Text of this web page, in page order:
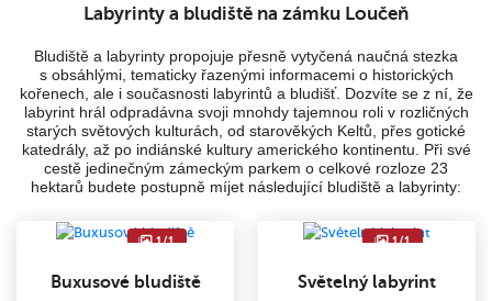
Labyrinty a bludiště na zámku Loučeň
Bludiště a labyrinty propojuje přesně vytyčená naučná stezka
s obsáhlými, tematicky řazenými informacemi o historických
kořenech, ale i současnosti labyrintů a bludišť. Dozvíte se z ní, že
labyrint hrál odpradávna svoji mnohdy tajemnou roli v rozličných
starých světových kulturách, od starověkých Keltů, přes gotické
katedrály, až po indiánské kultury amerického kontinentu. Při své
cestě jedinečným zámeckým parkem o celkové rozloze 23
hektarů budete postupně míjet následující bludiště a labyrinty:
1/1
Buxusové bludiště
1/1
Světelný labyrint